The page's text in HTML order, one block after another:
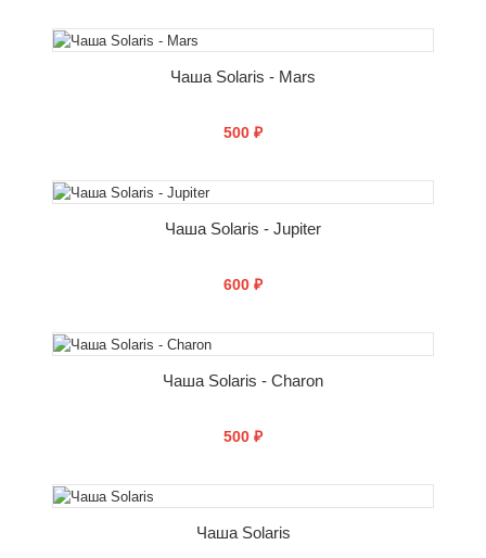
СООБЩИТЬ О ПОСТУПЛЕНИИ
Чаша Solaris - Mars
500 ₽
СООБЩИТЬ О ПОСТУПЛЕНИИ
Чаша Solaris - Jupiter
600 ₽
СООБЩИТЬ О ПОСТУПЛЕНИИ
Чаша Solaris - Charon
500 ₽
СООБЩИТЬ О ПОСТУПЛЕНИИ
Чаша Solaris